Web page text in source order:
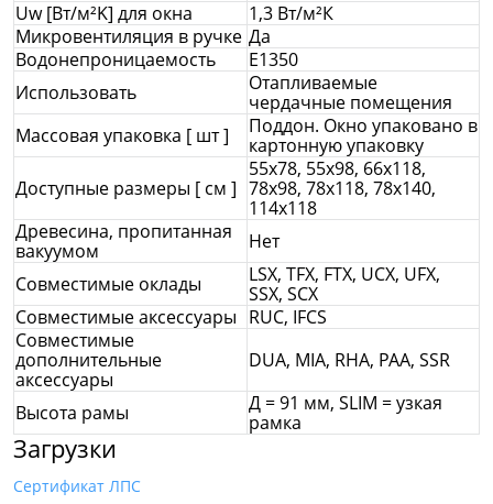
Uw [Вт/м²K] для окна
1,3 Вт/м²К
Микровентиляция в ручке Да
Водонепроницаемость
E1350
Использовать
Отапливаемые
чердачные помещения
Массовая упаковка [ шт ]
Поддон. Окно упаковано в
картонную упаковку
Доступные размеры [ см ]
55x78, 55x98, 66x118,
78x98, 78x118, 78x140,
114x118
Древесина, пропитанная
вакуумом
Нет
Совместимые оклады
LSX, TFX, FTX, UCX, UFX,
SSX, SCX
Совместимые аксессуары RUC, IFCS
Совместимые
дополнительные
аксессуары
DUA, MIA, RHA, PAA, SSR
Высота рамы
Д = 91 мм, SLIM = узкая
рамка
Загрузки
Сертификат ЛПС